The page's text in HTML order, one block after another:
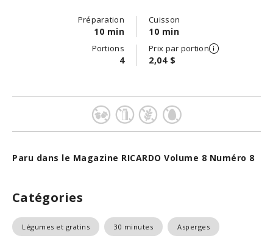
Préparation
10 min
Cuisson
10 min
Portions
4
Prix par portion
2,04 $
Paru dans le Magazine RICARDO Volume 8 Numéro 8
Catégories
Légumes et gratins 30 minutes Asperges